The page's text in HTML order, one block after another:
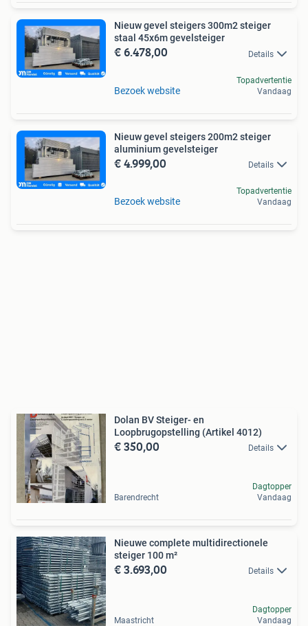
Nieuw gevel steigers 300m2 steiger
staal 45x6m gevelsteiger
€ 6.478,00 Details
Bezoek website
Topadvertentie
Vandaag
Nieuw gevel steigers 200m2 steiger
aluminium gevelsteiger
€ 4.999,00 Details
Bezoek website
Topadvertentie
Vandaag
Dolan BV Steiger- en
Loopbrugopstelling (Artikel 4012)
€ 350,00 Details
Barendrecht
Dagtopper
Vandaag
Nieuwe complete multidirectionele
steiger 100 m²
€ 3.693,00 Details
Maastricht
Dagtopper
Vandaag